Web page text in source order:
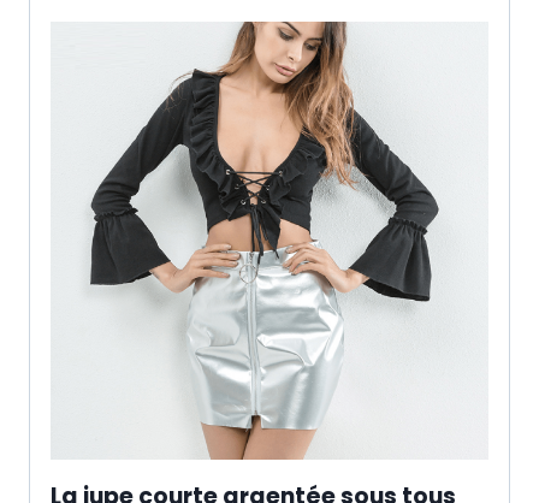
La jupe courte argentée sous tous